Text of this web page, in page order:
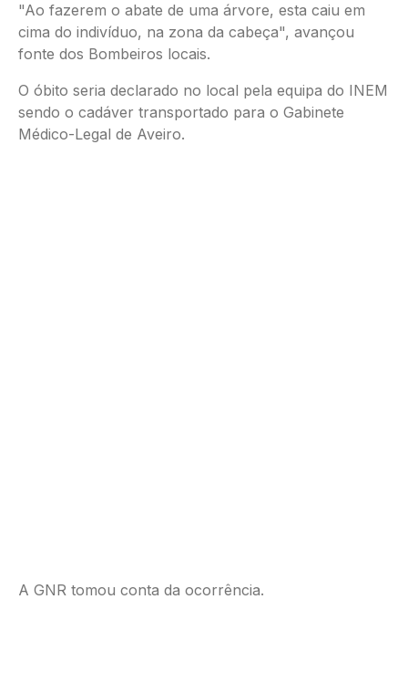
"Ao fazerem o abate de uma árvore, esta caiu em
cima do indivíduo, na zona da cabeça", avançou
fonte dos Bombeiros locais.
O óbito seria declarado no local pela equipa do INEM
sendo o cadáver transportado para o Gabinete
Médico-Legal de Aveiro.
A GNR tomou conta da ocorrência.